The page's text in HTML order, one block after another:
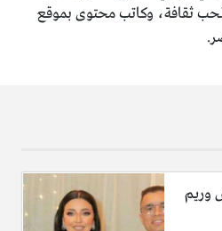
ثقافة، وكاتب محتوى بموقع
وريم